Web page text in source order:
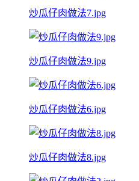
炒瓜仔肉做法7.jpg
炒瓜仔肉做法9.jpg
炒瓜仔肉做法6.jpg
炒瓜仔肉做法8.jpg